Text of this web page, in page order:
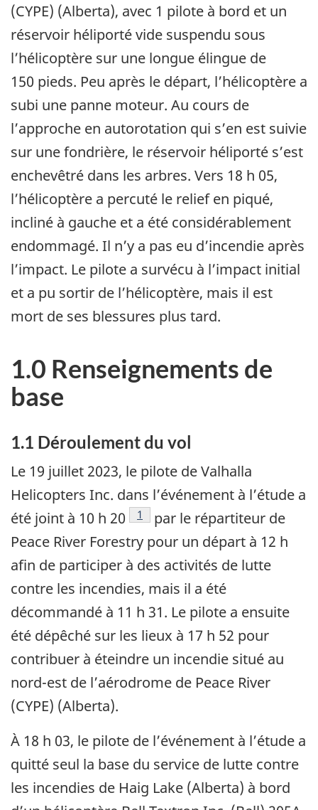
(CYPE) (Alberta), avec 1 pilote à bord et un
réservoir héliporté vide suspendu sous
l’hélicoptère sur une longue élingue de
150 pieds. Peu après le départ, l’hélicoptère a
subi une panne moteur. Au cours de
l’approche en autorotation qui s’en est suivie
sur une fondrière, le réservoir héliporté s’est
enchevêtré dans les arbres. Vers 18 h 05,
l’hélicoptère a percuté le relief en piqué,
incliné à gauche et a été considérablement
endommagé. Il n’y a pas eu d’incendie après
l’impact. Le pilote a survécu à l’impact initial
et a pu sortir de l’hélicoptère, mais il est
mort de ses blessures plus tard.
1.0 Renseignements de
base
1.1 Déroulement du vol
Le 19 juillet 2023, le pilote de Valhalla
Helicopters Inc. dans l’événement à l’étude a
été joint à 10 h 20
1
par le répartiteur de
Peace River Forestry pour un départ à 12 h
afin de participer à des activités de lutte
contre les incendies, mais il a été
décommandé à 11 h 31. Le pilote a ensuite
été dépêché sur les lieux à 17 h 52 pour
contribuer à éteindre un incendie situé au
nord-est de l’aérodrome de Peace River
(CYPE) (Alberta).
À 18 h 03, le pilote de l’événement à l’étude a
quitté seul la base du service de lutte contre
les incendies de Haig Lake (Alberta) à bord